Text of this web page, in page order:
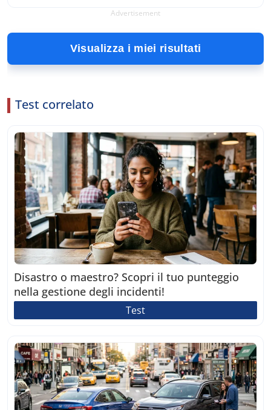
Advertisement
Visualizza i miei risultati
Test correlato
Disastro o maestro? Scopri il tuo punteggio
nella gestione degli incidenti!
Test